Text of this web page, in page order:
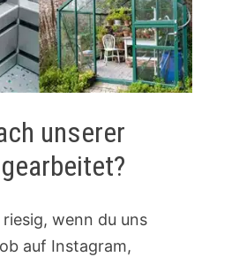
unserer
wenn du uns
auf Instagram,